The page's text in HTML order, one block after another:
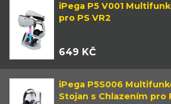
iPega P5 V001
pro PS VR2
649 KČ
iPega P5S006
Stojan s Chlazením pro